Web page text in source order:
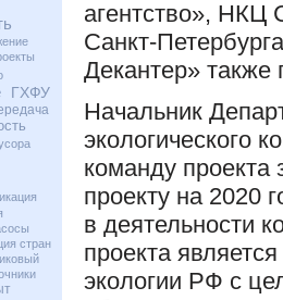
ГХФУ
стран
агентство», НКЦ
Санкт-
Декантер» также
Начальник
экологического
команду проекта
проекту на 2020
в деятельности
проекта
экологии РФ с